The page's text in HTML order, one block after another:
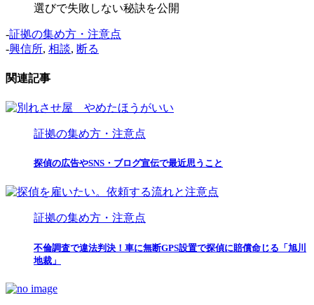
選びで失敗しない秘訣を公開
-証拠の集め方・注意点
-興信所, 相談, 断る
関連記事
証拠の集め方・注意点
探偵の広告やSNS・ブログ宣伝で最近思うこと
証拠の集め方・注意点
不倫調査で違法判決！車に無断GPS設置で探偵に賠償命じる「旭川
地裁」